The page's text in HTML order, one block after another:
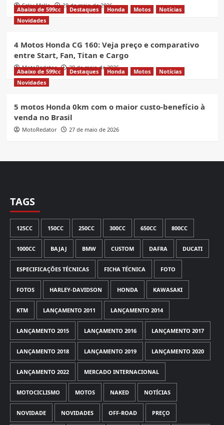
Seku Mello 28 de maio de 2026
Abaixo de 599cc Destaques Honda Motos
Notícias
Novidades
4 Motos Honda CG 160: Veja preço e comparativo
entre Start, Fan, Titan e Cargo
MotoRedator 28 de maio de 2026
Abaixo de 599cc Destaques Honda Motos
Notícias
Novidades
5 motos Honda 0km com o maior custo-benefício à
venda no Brasil
MotoRedator 27 de maio de 2026
TAGS
125CC 150CC 250CC 300CC 650CC 800CC
1000CC BAJAJ BMW CUSTOM DAFRA DUCATI
ESPECIFICAÇÕES TÉCNICAS FICHA TÉCNICA FOTO
FOTOS HARLEY-DAVIDSON HONDA KAWASAKI
KTM LANÇAMENTO 2011 LANÇAMENTO 2014
LANÇAMENTO 2015 LANÇAMENTO 2016 LANÇAMENTO 2017
LANÇAMENTO 2018 LANÇAMENTO 2019 LANÇAMENTO 2020
LANÇAMENTO 2022 MERCADO INTERNACIONAL
MOTOCICLISMO MOTOS NAKED NOTÍCIAS
NOVIDADE NOVIDADES OFF-ROAD PREÇO